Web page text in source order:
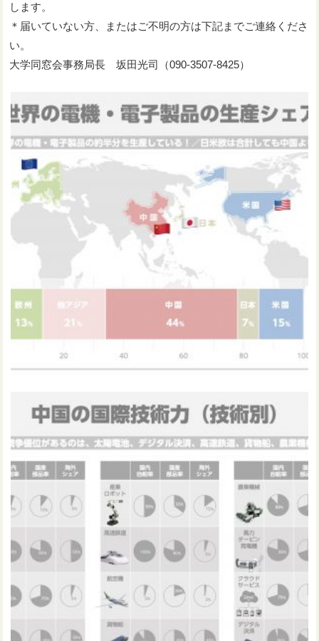
します。
＊届いていない方、またはご不明の方は下記までご連絡くださ
い。
大学同窓会事務局長 坂田光司（090-3507-8425）